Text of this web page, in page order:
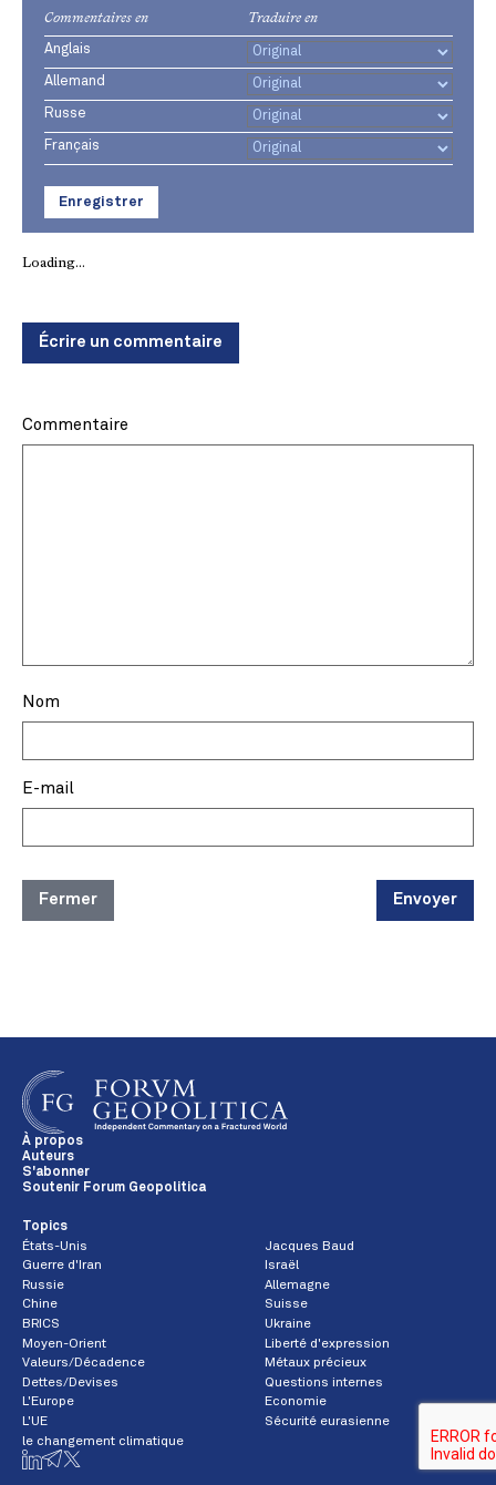
Commentaires en Traduire en
Anglais
Allemand
Russe
Français
Enregistrer
Loading...
Écrire un commentaire
Commentaire
Nom
E-mail
Fermer Envoyer
À propos
Auteurs
S'abonner
Soutenir Forum Geopolitica
Topics
États-Unis
Jacques Baud
Guerre d'Iran
Israël
Russie
Allemagne
Chine
Suisse
BRICS
Ukraine
Moyen-Orient
Liberté d'expression
Valeurs/Décadence
Métaux précieux
Dettes/Devises
Questions internes
L'Europe
Economie
L'UE
Sécurité eurasienne
le changement climatique